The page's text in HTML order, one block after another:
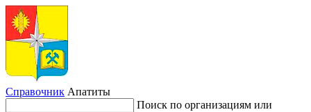
Справочник Апатиты
Поиск по организациям или